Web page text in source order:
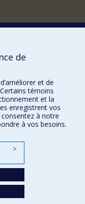
de
et de
témoins
et la
enregistrent vos
à notre
à vos besoins.
>